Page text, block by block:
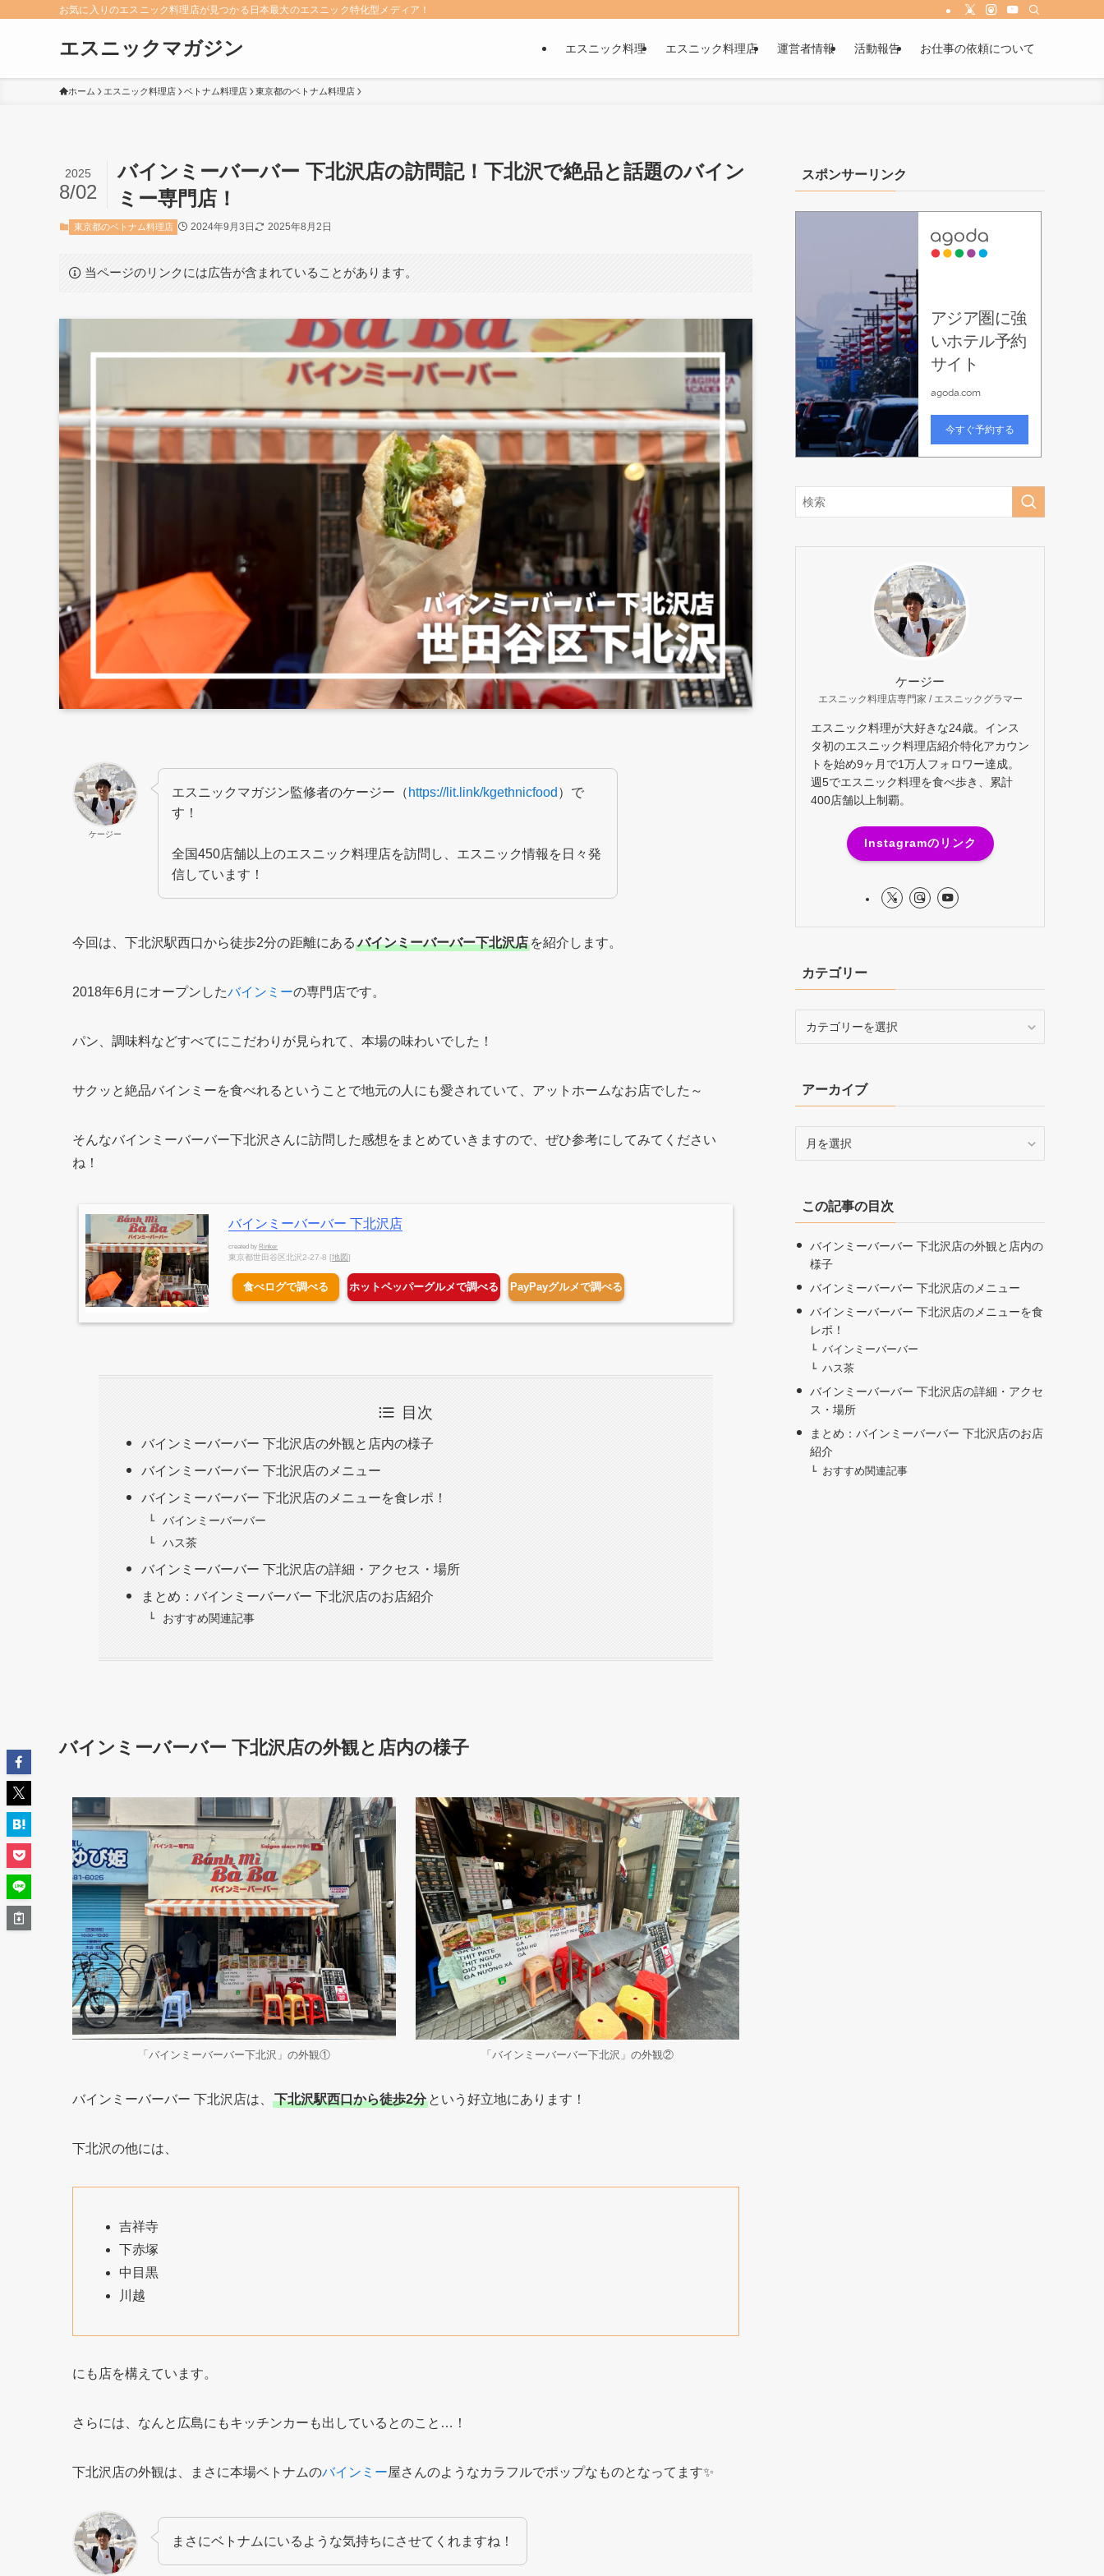
お気に入りのエスニック料理店が見つかる日本最大のエスニック特化型メディア！
エスニックマガジン エスニック料理 エスニック料理店 運営者情報 活動報告 お仕事の依頼について
ホーム エスニック料理店 ベトナム料理店 東京都のベトナム料理店
バインミーバーバー 下北沢店の訪問記！下北沢で絶品と話題のバイン
ミー専門店！
2025
8/02
東京都のベトナム料理店 2024年9月3日 2025年8月2日
当ページのリンクには広告が含まれていることがあります。
ケージー
エスニックマガジン監修者のケージー（ https://lit.link/kgethnicfood ）で
す！
全国450店舗以上のエスニック料理店を訪問し、エスニック情報を日々発
信しています！
今回は、下北沢駅西口から徒歩2分の距離にある バインミーバーバー下北沢店 を紹介します。
2018年6月にオープンしたバインミーの専門店です。
パン、調味料などすべてにこだわりが見られて、本場の味わいでした！
サクッと絶品バインミーを食べれるということで地元の人にも愛されていて、アットホームなお店でした～
そんなバインミーバーバー下北沢さんに訪問した感想をまとめていきますので、ぜひ参考にしてみてください
ね！
バインミーバーバー 下北沢店
created by Rinker
東京都世田谷区北沢2-27-8 [地図]
食べログで調べる ホットペッパーグルメで調べる PayPayグルメで調べる
目次
バインミーバーバー 下北沢店の外観と店内の様子
バインミーバーバー 下北沢店のメニュー
バインミーバーバー 下北沢店のメニューを食レポ！
バインミーバーバー
ハス茶
バインミーバーバー 下北沢店の詳細・アクセス・場所
まとめ：バインミーバーバー 下北沢店のお店紹介
おすすめ関連記事
バインミーバーバー 下北沢店の外観と店内の様子
「バインミーバーバー下北沢」の外観① 「バインミーバーバー下北沢」の外観②
バインミーバーバー 下北沢店は、 下北沢駅西口から徒歩2分 という好立地にあります！
下北沢の他には、
吉祥寺
下赤塚
中目黒
川越
にも店を構えています。
さらには、なんと広島にもキッチンカーも出しているとのこと…！
下北沢店の外観は、まさに本場ベトナムのバインミー屋さんのようなカラフルでポップなものとなってます✨
まさにベトナムにいるような気持ちにさせてくれますね！
スポンサーリンク
ケージー
エスニック料理店専門家 / エスニックグラマー
エスニック料理が大好きな24歳。インス
タ初のエスニック料理店紹介特化アカウン
トを始め9ヶ月で1万人フォロワー達成。
週5でエスニック料理を食べ歩き、累計
400店舗以上制覇。
Instagramのリンク
カテゴリー
ーアーカイブ
ブこの記事の目次
バインミーバーバー 下北沢店の外観と店内の
様子
バインミーバーバー 下北沢店のメニュー
バインミーバーバー 下北沢店のメニューを食
レポ！
バインミーバーバー
ハス茶
バインミーバーバー 下北沢店の詳細・アクセ
ス・場所
まとめ：バインミーバーバー 下北沢店のお店
紹介
おすすめ関連記事